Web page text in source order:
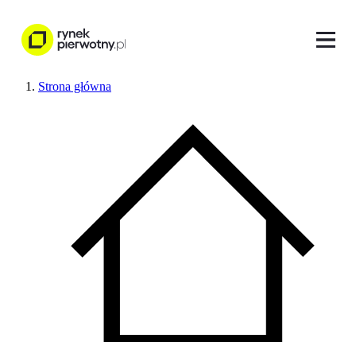
Strona główna